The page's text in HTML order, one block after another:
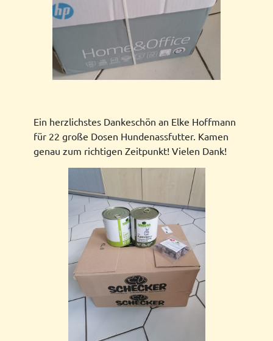
Ein herzlichstes Dankeschön an Elke Hoffmann
für 22 große Dosen Hundenassfutter. Kamen
genau zum richtigen Zeitpunkt! Vielen Dank!